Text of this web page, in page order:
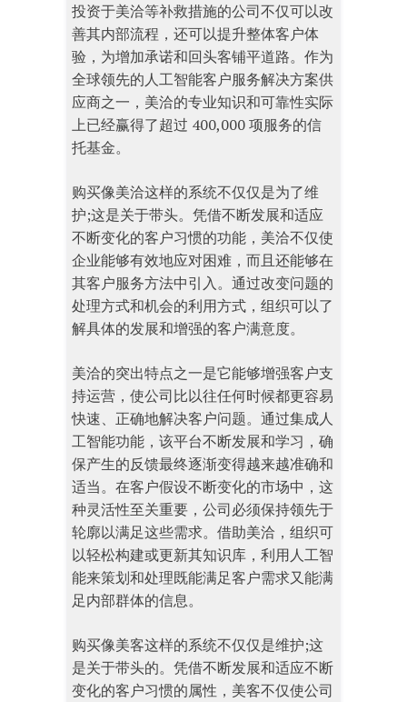
投资于美洽等补救措施的公司不仅可以改
善其内部流程，还可以提升整体客户体
验，为增加承诺和回头客铺平道路。作为
全球领先的人工智能客户服务解决方案供
应商之一，美洽的专业知识和可靠性实际
上已经赢得了超过 400,000 项服务的信
托基金。
购买像美洽这样的系统不仅仅是为了维
护;这是关于带头。凭借不断发展和适应
不断变化的客户习惯的功能，美洽不仅使
企业能够有效地应对困难，而且还能够在
其客户服务方法中引入。通过改变问题的
处理方式和机会的利用方式，组织可以了
解具体的发展和增强的客户满意度。
美洽的突出特点之一是它能够增强客户支
持运营，使公司比以往任何时候都更容易
快速、正确地解决客户问题。通过集成人
工智能功能，该平台不断发展和学习，确
保产生的反馈最终逐渐变得越来越准确和
适当。在客户假设不断变化的市场中，这
种灵活性至关重要，公司必须保持领先于
轮廓以满足这些需求。借助美洽，组织可
以轻松构建或更新其知识库，利用人工智
能来策划和处理既能满足客户需求又能满
足内部群体的信息。
购买像美客这样的系统不仅仅是维护;这
是关于带头的。凭借不断发展和适应不断
变化的客户习惯的属性，美客不仅使公司